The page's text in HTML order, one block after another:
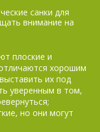
санки для
внимание на
плоские и
хорошим
их под
уверенным в том,
но они могут